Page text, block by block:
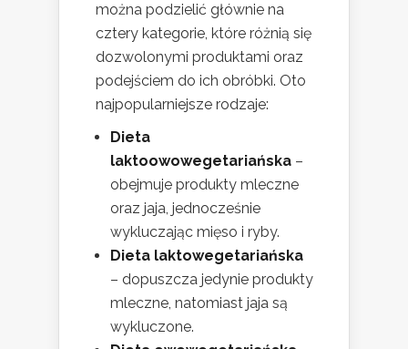
można podzielić głównie na
cztery kategorie, które różnią się
dozwolonymi produktami oraz
podejściem do ich obróbki. Oto
najpopularniejsze rodzaje:
Dieta
laktoowowegetariańska –
obejmuje produkty mleczne
oraz jaja, jednocześnie
wykluczając mięso i ryby.
Dieta laktowegetariańska
– dopuszcza jedynie produkty
mleczne, natomiast jaja są
wykluczone.